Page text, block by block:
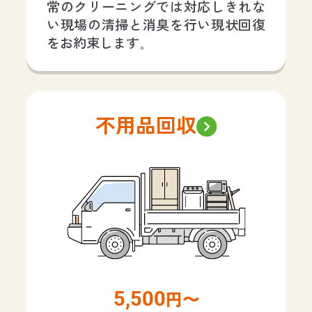
常のクリーニングでは対応しきれな
い現場の清掃と消臭を行い現状回復
をお約束します。
不用品回収
5,500 円〜